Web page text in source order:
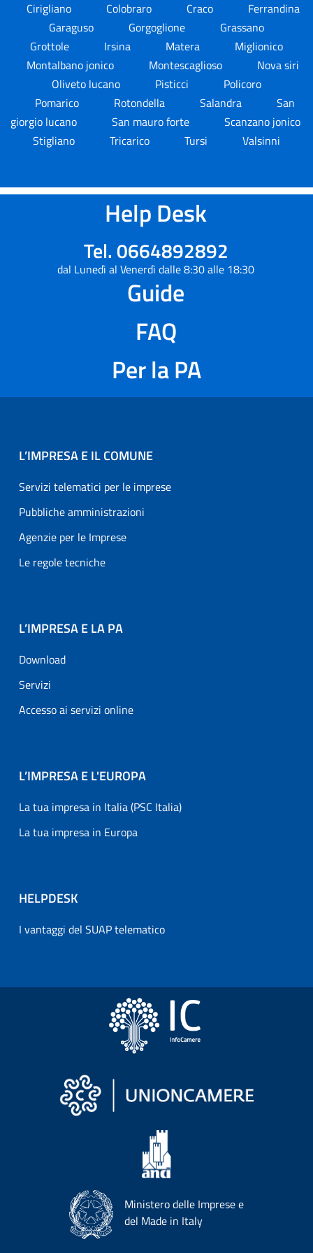
Cirigliano
Colobraro Craco
Ferrandina
Garaguso
Gorgoglione
Grassano
Grottole
Irsina Matera
Miglionico
Montalbano jonico
Montescaglioso
Nova siri
Oliveto lucano
Pisticci
Policoro
Pomarico
Rotondella Salandra
San
giorgio lucano
San mauro forte
Scanzano jonico
Stigliano
Tricarico Tursi Valsinni
Help Desk
Tel. 0664892892
dal Lunedì al Venerdì dalle 8:30 alle 18:30
Guide
FAQ
Per la PA
L’IMPRESA E IL COMUNE
Servizi telematici per le imprese
Pubbliche amministrazioni
Agenzie per le Imprese
Le regole tecniche
L’IMPRESA E LA PA
Download
Servizi
Accesso ai servizi online
L’IMPRESA E L'EUROPA
La tua impresa in Italia (PSC Italia)
La tua impresa in Europa
HELPDESK
I vantaggi del SUAP telematico
Ministero delle Imprese e
del Made in Italy